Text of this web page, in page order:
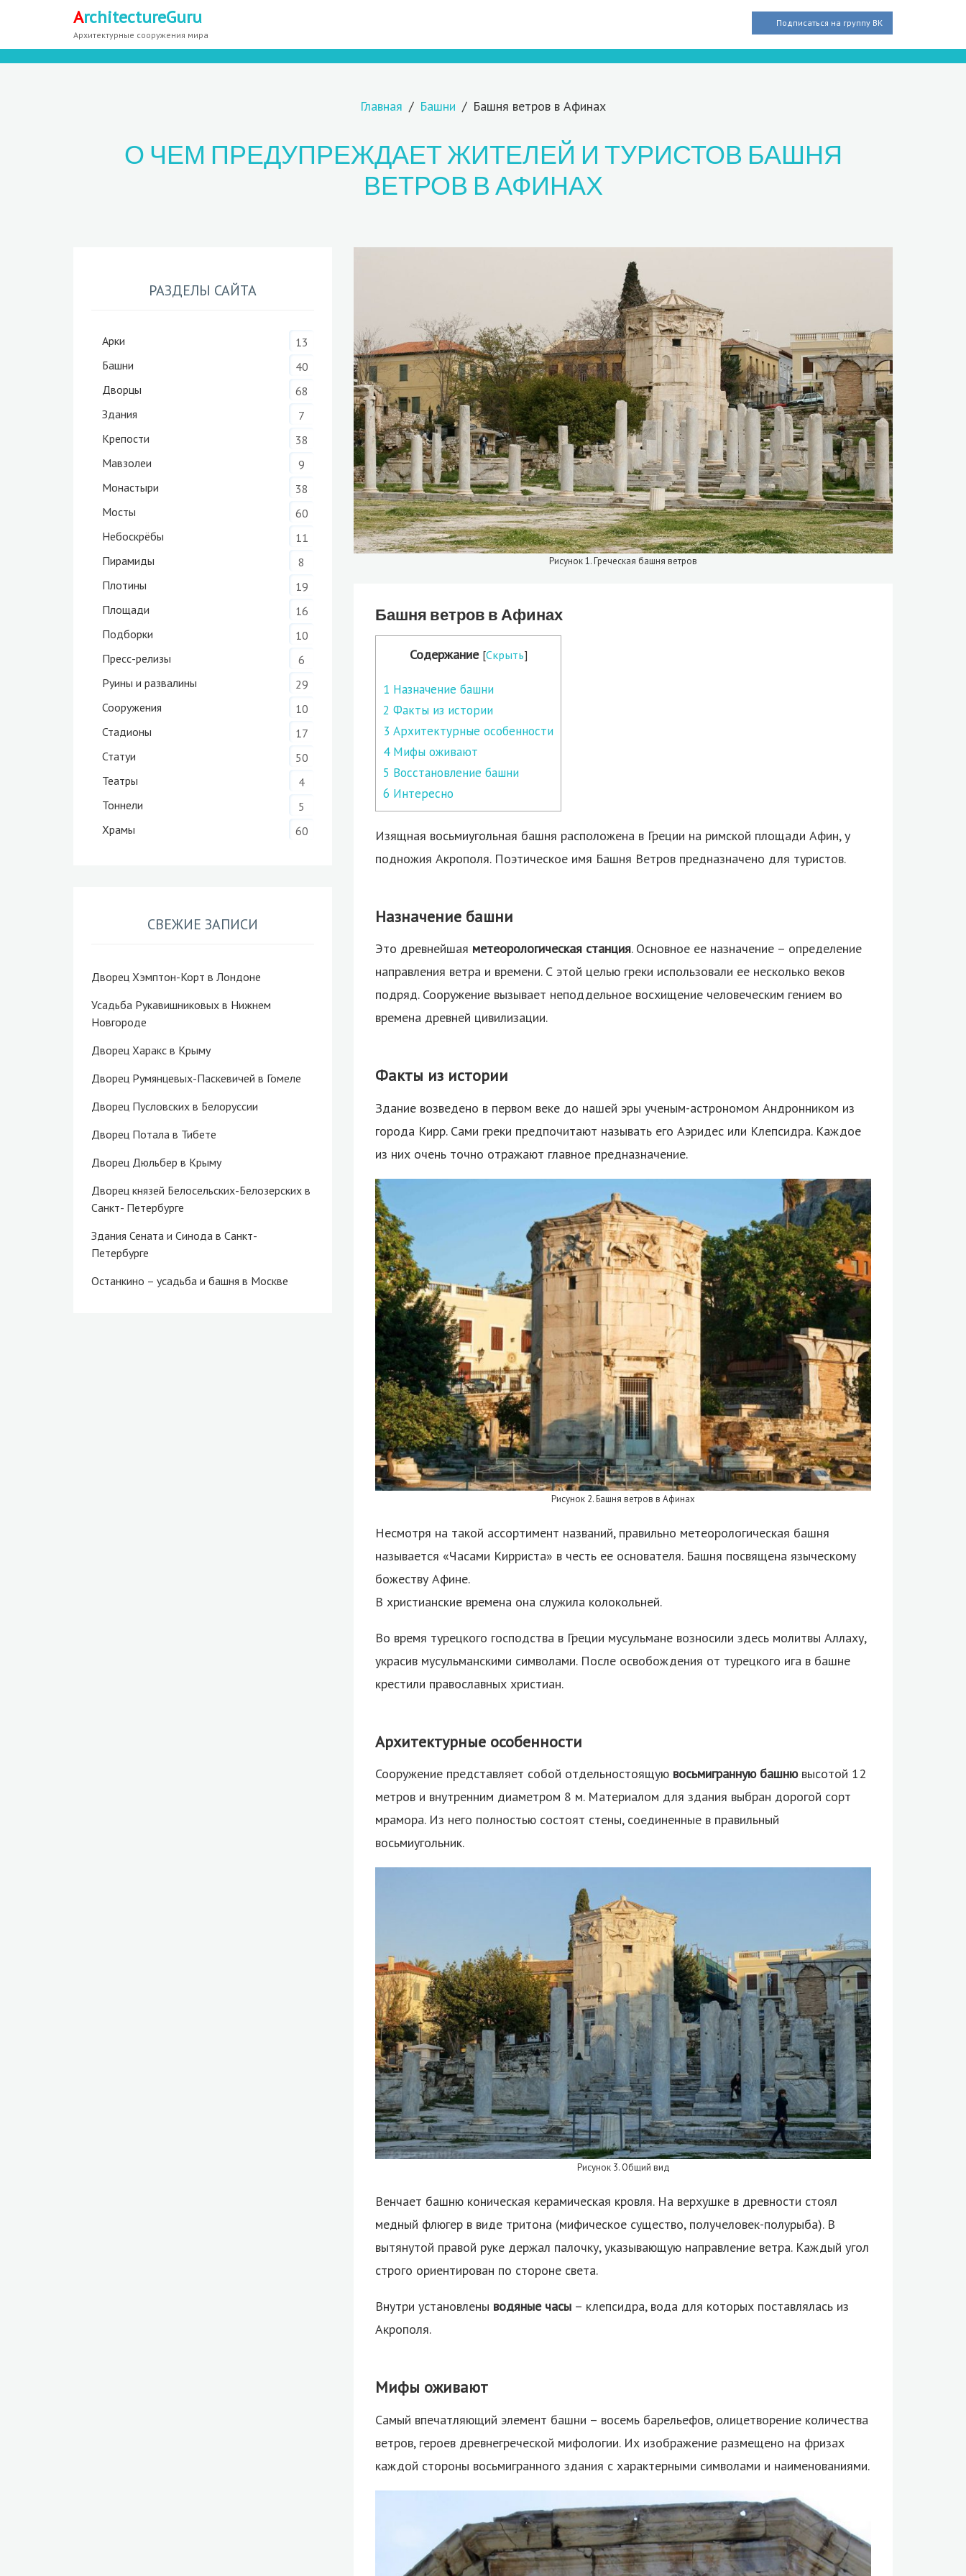
ArchitectureGuru
Архитектурные сооружения мира
Подписаться на группу ВК
Главная Башни Башня ветров в Афинах
О ЧЕМ ПРЕДУПРЕЖДАЕТ ЖИТЕЛЕЙ И ТУРИСТОВ БАШНЯ
ВЕТРОВ В АФИНАХ
Рисунок 1. Греческая башня ветров
Башня ветров в Афинах
Содержание [Скрыть]
1 Назначение башни
2 Факты из истории
3 Архитектурные особенности
4Мифы оживают
5 Восстановление башни
6 Интересно
Изящная восьмиугольная башня расположена в Греции на римской площади Афин, у
подножия Акрополя. Поэтическое имя Башня Ветров предназначено для туристов.
Назначение башни
Это древнейшая метеорологическая станция. Основное ее назначение – определение
направления ветра и времени. С этой целью греки использовали ее несколько веков
подряд. Сооружение вызывает неподдельное восхищение человеческим гением во
времена древней цивилизации.
Факты из истории
Здание возведено в первом веке до нашей эры ученым-астрономом Андронником из
города Кирр. Сами греки предпочитают называть его Аэридес или Клепсидра. Каждое
из них очень точно отражают главное предназначение.
Рисунок 2. Башня ветров в Афинах
Несмотря на такой ассортимент названий, правильно метеорологическая башня
называется «Часами Кирриста» в честь ее основателя. Башня посвящена языческому
божеству Афине.
В христианские времена она служила колокольней.
Во время турецкого господства в Греции мусульмане возносили здесь молитвы Аллаху,
украсив мусульманскими символами. После освобождения от турецкого ига в башне
крестили православных христиан.
Архитектурные особенности
Сооружение представляет собой отдельностоящую восьмигранную башнювысотой 12
метров и внутренним диаметром 8 м. Материалом для здания выбран дорогой сорт
мрамора. Из него полностью состоят стены, соединенные в правильный
восьмиугольник.
Рисунок 3. Общий вид
Венчает башню коническая керамическая кровля. На верхушке в древности стоял
медный флюгер в виде тритона (мифическое существо, получеловек-полурыба). В
вытянутой правой руке держал палочку, указывающую направление ветра. Каждый угол
строго ориентирован по стороне света.
Внутри установлены водяные часы – клепсидра, вода для которых поставлялась из
Акрополя.
Мифы оживают
Самый впечатляющий элемент башни – восемь барельефов, олицетворение количества
ветров, героев древнегреческой мифологии. Их изображение размещено на фризах
каждой стороны восьмигранного здания с характерными символами и наименованиями.
РАЗДЕЛЫ САЙТА
Арки
13
Башни
40
Дворцы
68
Здания
7
Крепости
38
Мавзолеи
9
Монастыри
38
Мосты
60
Небоскрёбы
11
Пирамиды
8
Плотины
19
Площади
16
Подборки
10
Пресс-релизы
6
Руины и развалины
29
Сооружения
10
Стадионы
17
Статуи
50
Театры
4
Тоннели
5
Храмы
60
СВЕЖИЕ ЗАПИСИ
Дворец Хэмптон-Корт в Лондоне
Усадьба Рукавишниковых в Нижнем
Новгороде
Дворец Харакс в Крыму
Дворец Румянцевых-Паскевичей в Гомеле
Дворец Пусловских в Белоруссии
Дворец Потала в Тибете
Дворец Дюльбер в Крыму
Дворец князей Белосельских-Белозерских в
Санкт- Петербурге
Здания Сената и Синода в Санкт-
Петербурге
Останкино – усадьба и башня в Москве